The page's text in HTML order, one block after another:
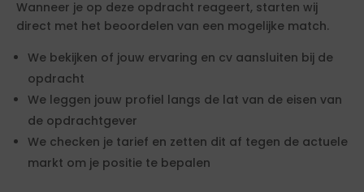
Wanneer je op deze opdracht reageert, starten wij
direct met het beoordelen van een mogelijke match.
We bekijken of jouw ervaring en cv aansluiten bij de
opdracht
We leggen jouw profiel langs de lat van de eisen van
de opdrachtgever
We checken je tarief en zetten dit af tegen de actuele
markt om je positie te bepalen